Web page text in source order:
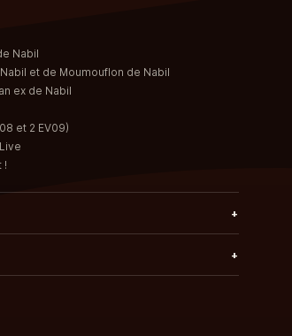
Nabil
et de Moumouflon de Nabil
ex de Nabil
et 2 EV09)
!
+
+